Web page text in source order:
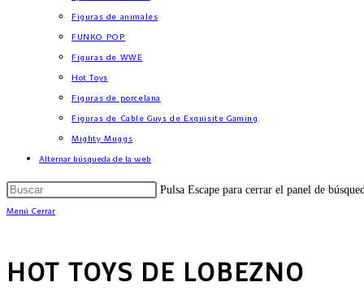
Figuras de animales
FUNKO POP
Figuras de WWE
Hot Toys
Figuras de porcelana
Figuras de Cable Guys de Exquisite Gaming
Mighty Muggs
Alternar búsqueda de la web
Pulsa Escape para cerrar el panel de
Menú Cerrar
HOT TOYS DE LOBEZNO